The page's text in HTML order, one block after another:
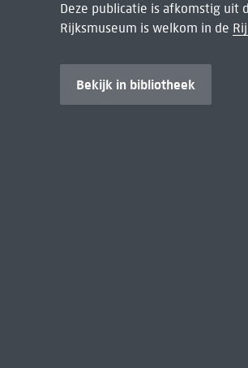
Deze publicatie is afkomstig uit
Rijksmuseum is welkom in de
Bekijk in bibliotheek